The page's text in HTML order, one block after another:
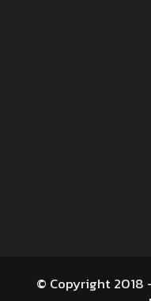
© Copyright 2018